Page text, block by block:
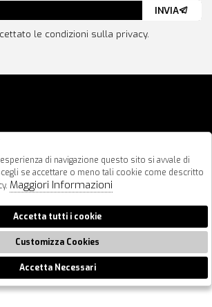
le condizioni sulla privacy.
INVIA
: 00916940679 Powered by
di navigazione questo sito si avvale di
se accettare o meno tali cookie come descritto
Maggiori Informazioni
Accetta tutti i cookie
Customizza Cookies
Accetta Necessari